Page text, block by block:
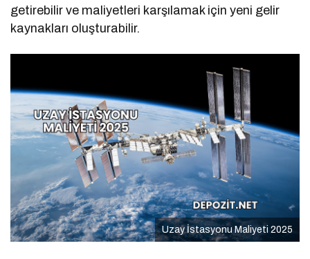
getirebilir ve maliyetleri karşılamak için yeni gelir
kaynakları oluşturabilir.
Uzay İstasyonu Maliyeti 2025